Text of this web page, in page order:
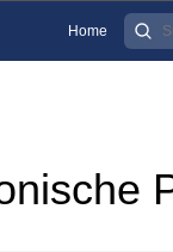
Home